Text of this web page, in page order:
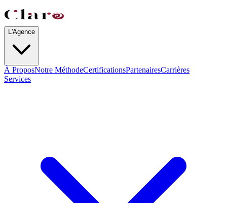
L'Agence
À ProposNotre MéthodeCertificationsPartenairesCarrières
Services